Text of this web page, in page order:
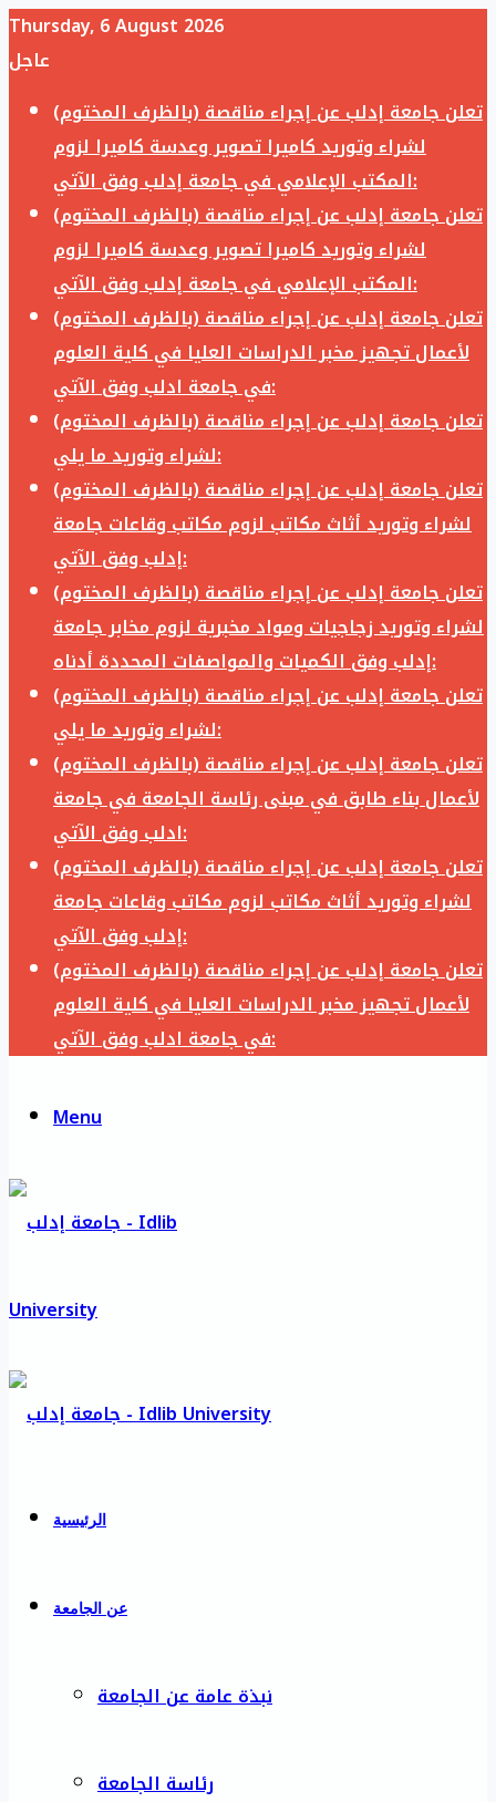
Thursday, 6 August 2026
عاجل
تعلن جامعة إدلب عن إجراء مناقصة (بالظرف المختوم)
لشراء وتوريد كاميرا تصوير وعدسة كاميرا لزوم
المكتب الإعلامي في جامعة إدلب وفق الآتي:
تعلن جامعة إدلب عن إجراء مناقصة (بالظرف المختوم)
لشراء وتوريد كاميرا تصوير وعدسة كاميرا لزوم
المكتب الإعلامي في جامعة إدلب وفق الآتي:
تعلن جامعة إدلب عن إجراء مناقصة (بالظرف المختوم)
لأعمال تجهيز مخبر الدراسات العليا في كلية العلوم
في جامعة ادلب وفق الآتي:
تعلن جامعة إدلب عن إجراء مناقصة (بالظرف المختوم)
لشراء وتوريد ما يلي:
تعلن جامعة إدلب عن إجراء مناقصة (بالظرف المختوم)
لشراء وتوريد أثاث مكاتب لزوم مكاتب وقاعات جامعة
إدلب وفق الآتي:
تعلن جامعة إدلب عن إجراء مناقصة (بالظرف المختوم)
لشراء وتوريد زجاجيات ومواد مخبرية لزوم مخابر جامعة
إدلب وفق الكميات والمواصفات المحددة أدناه:
تعلن جامعة إدلب عن إجراء مناقصة (بالظرف المختوم)
لشراء وتوريد ما يلي:
تعلن جامعة إدلب عن إجراء مناقصة (بالظرف المختوم)
لأعمال بناء طابق في مبنى رئاسة الجامعة في جامعة
ادلب وفق الآتي:
تعلن جامعة إدلب عن إجراء مناقصة (بالظرف المختوم)
لشراء وتوريد أثاث مكاتب لزوم مكاتب وقاعات جامعة
إدلب وفق الآتي:
تعلن جامعة إدلب عن إجراء مناقصة (بالظرف المختوم)
لأعمال تجهيز مخبر الدراسات العليا في كلية العلوم
في جامعة ادلب وفق الآتي:
Menu
الرئيسية
عن الجامعة
نبذة عامة عن الجامعة
رئاسة الجامعة